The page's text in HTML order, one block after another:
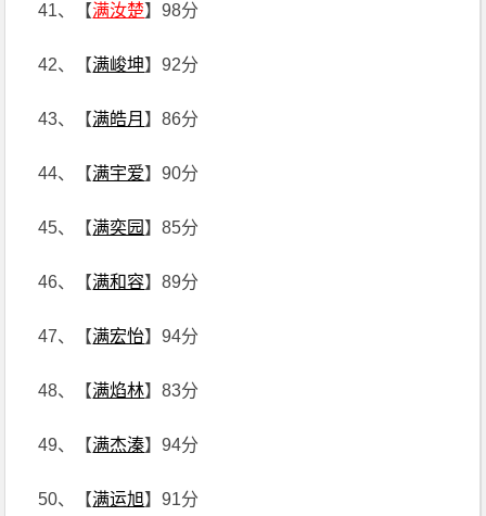
41、【满汝楚】98分
42、【满峻坤】92分
43、【满皓月 】86分
44、【满宇爱】90分
45、【满奕园 】85分
46、【满和容】89分
47、【满宏怡】94分
48、【满焰林】83分
49、【满杰溱】94分
50、【满运旭】91分